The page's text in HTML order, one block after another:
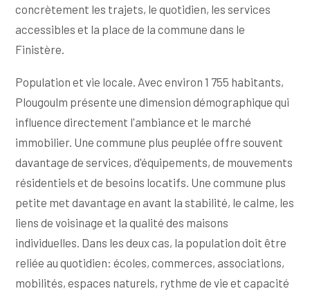
concrètement les trajets, le quotidien, les services
accessibles et la place de la commune dans le
Finistère.
Population et vie locale. Avec environ 1 755 habitants,
Plougoulm présente une dimension démographique qui
influence directement l'ambiance et le marché
immobilier. Une commune plus peuplée offre souvent
davantage de services, d'équipements, de mouvements
résidentiels et de besoins locatifs. Une commune plus
petite met davantage en avant la stabilité, le calme, les
liens de voisinage et la qualité des maisons
individuelles. Dans les deux cas, la population doit être
reliée au quotidien: écoles, commerces, associations,
mobilités, espaces naturels, rythme de vie et capacité